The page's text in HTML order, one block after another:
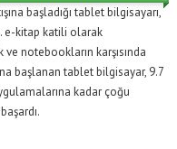
başladığı tablet bilgisayarı,
e-kitap katili olarak
notebookların karşısında
başlanan tablet bilgisayar, 9.7
kadar çoğu